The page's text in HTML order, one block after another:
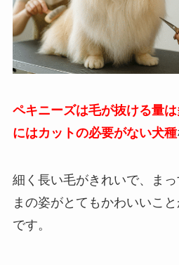
ペキニーズは毛が抜ける量
にはカットの必要がない犬種
細く長い毛がきれいで、ま
まの姿がとてもかわいいこ
です。